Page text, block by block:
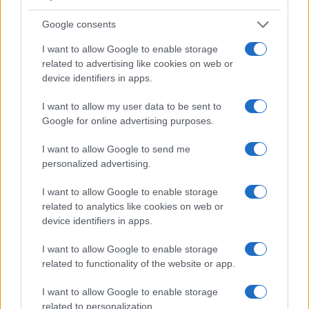
Google consents
I want to allow Google to enable storage
related to advertising like cookies on web or
device identifiers in apps.
I want to allow my user data to be sent to
Google for online advertising purposes.
I want to allow Google to send me
personalized advertising.
I want to allow Google to enable storage
related to analytics like cookies on web or
device identifiers in apps.
I want to allow Google to enable storage
related to functionality of the website or app.
I want to allow Google to enable storage
related to personalization.
individui. L’effetto previsto èl’impoverimento di
milioni di cittadini
l’esclusione dal mercato.
nasce nella storia come strumento di
delimitazione del potere e garanzia di libertà.
Svuotarlo di contenuto attraverso obblighi imposti
da autorità sovranazionali significa
basi della civiltà occidentale
. La prosperità trae
origine dalla cooperazione volontaria e non dalla
pianificazione forzata.
Giustizia arma ideologica